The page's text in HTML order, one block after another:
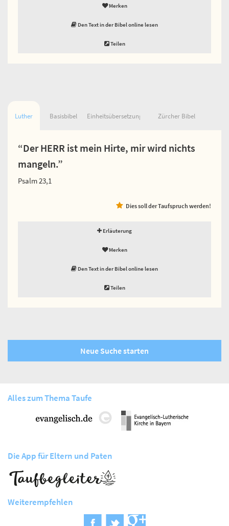
Merken
Den Text in der Bibel online lesen
Teilen
Luther Basisbibel Einheitsübersetzung Zürcher Bibel
“Der HERR ist mein Hirte, mir wird nichts
mangeln.”
Psalm 23,1
Dies soll der Taufspruch werden!
Erläuterung
Merken
Den Text in der Bibel online lesen
Teilen
Neue Suche starten
Alles zum Thema Taufe
Die App für Eltern und Paten
Weiterempfehlen